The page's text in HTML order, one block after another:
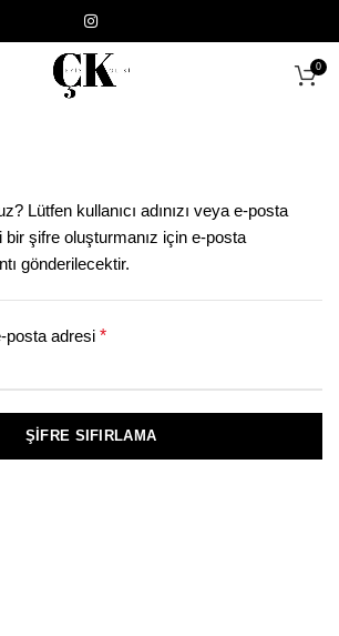
0
Lütfen kullanıcı adınızı veya e-posta
bir şifre oluşturmanız için e-posta
gönderilecektir.
posta adresi *Gerekli
ŞIFRE SIFIRLAMA